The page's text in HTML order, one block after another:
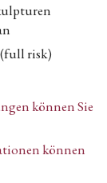
(full risk)
können Sie
können